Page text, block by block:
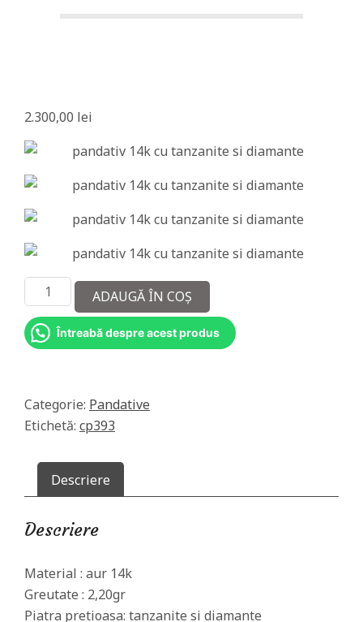
2.300,00 lei
Cantitate
Pandativ
14k
cu
naturale
ADAUGĂ ÎN COȘ
Întreabă despre acest produs
Categorie: Pandative
Etichetă: cp393
Descriere
Descriere
Material : aur 14k
Greutate : 2,20gr
Piatra pretioasa: tanzanite si diamante